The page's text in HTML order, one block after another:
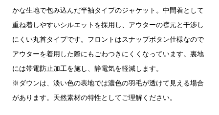
かな生地で包み込んだ半袖タイプのジャケット。中間着として
重ね着しやすいシルエットを採用し、アウターの襟元と干渉し
にくい丸首タイプです。フロントはスナップボタン仕様なので
アウターを着用した際にもごわつきにくくなっています。裏地
には帯電防止加工を施し、静電気を軽減します。
※ダウンは、淡い色の表地では濃色の羽毛が透けて見える場合
があります。天然素材の特性としてご理解ください。